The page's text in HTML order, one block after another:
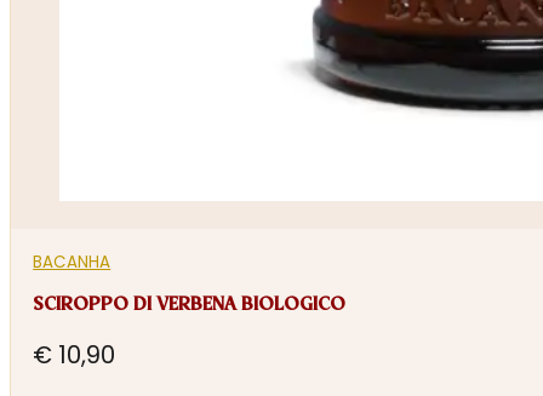
BACANHA
SCIROPPO DI VERBENA BIOLOGICO
€ 10,90